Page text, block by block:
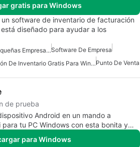
gratis para Windows
un software de inventario de facturación
diseñado para ayudar a los
Contabilidad Para Pequeñas Empresas Para WindowsSoftware De Empresa
Gestión De Inventario Gratis Para WindowsPunto De Venta
de prueba
Android en un mando a
para tu PC Windows con esta bonita y
para Windows